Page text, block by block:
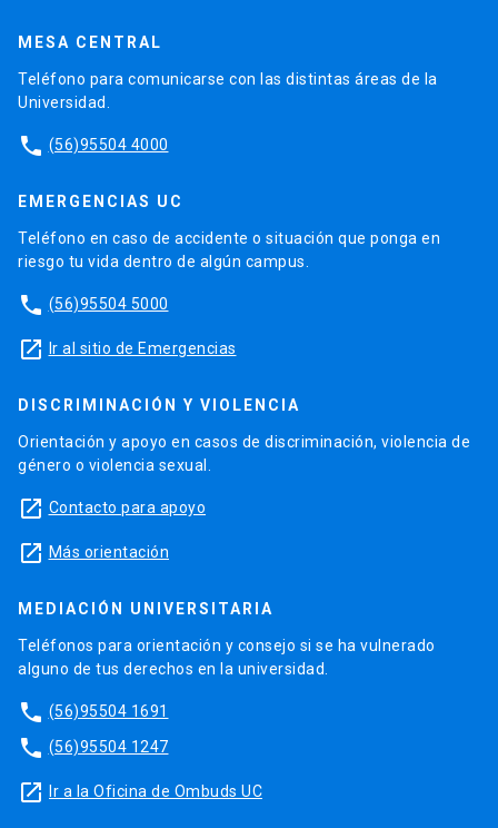
MESA CENTRAL
Teléfono para comunicarse con las distintas áreas de la
Universidad.
phone (56)95504 4000
EMERGENCIAS UC
Teléfono en caso de accidente o situación que ponga en
riesgo tu vida dentro de algún campus.
phone (56)95504 5000
launch Ir al sitio de Emergencias
DISCRIMINACIÓN Y VIOLENCIA
Orientación y apoyo en casos de discriminación, violencia de
género o violencia sexual.
launch Contacto para apoyo
launch Más orientación
MEDIACIÓN UNIVERSITARIA
Teléfonos para orientación y consejo si se ha vulnerado
alguno de tus derechos en la universidad.
phone (56)95504 1691
phone (56)95504 1247
launch Ir a la Oficina de Ombuds UC